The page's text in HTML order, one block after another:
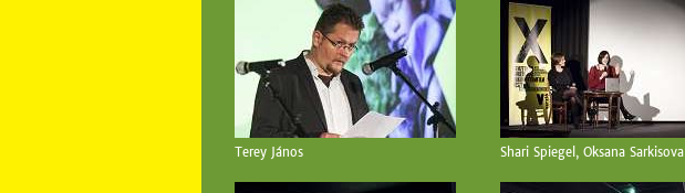
Terey János Shari Spiegel, Oksana Sarkisova